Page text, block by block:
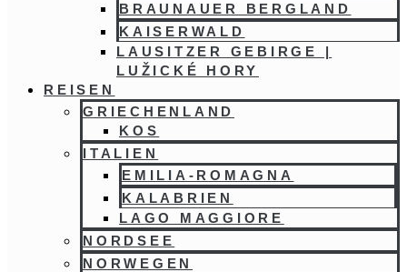
BRAUNAUER BERGLAND
KAISERWALD
LAUSITZER GEBIRGE |
LUŽICKÉ HORY
REISEN
GRIECHENLAND
KOS
ITALIEN
EMILIA-ROMAGNA
KALABRIEN
LAGO MAGGIORE
NORDSEE
NORWEGEN